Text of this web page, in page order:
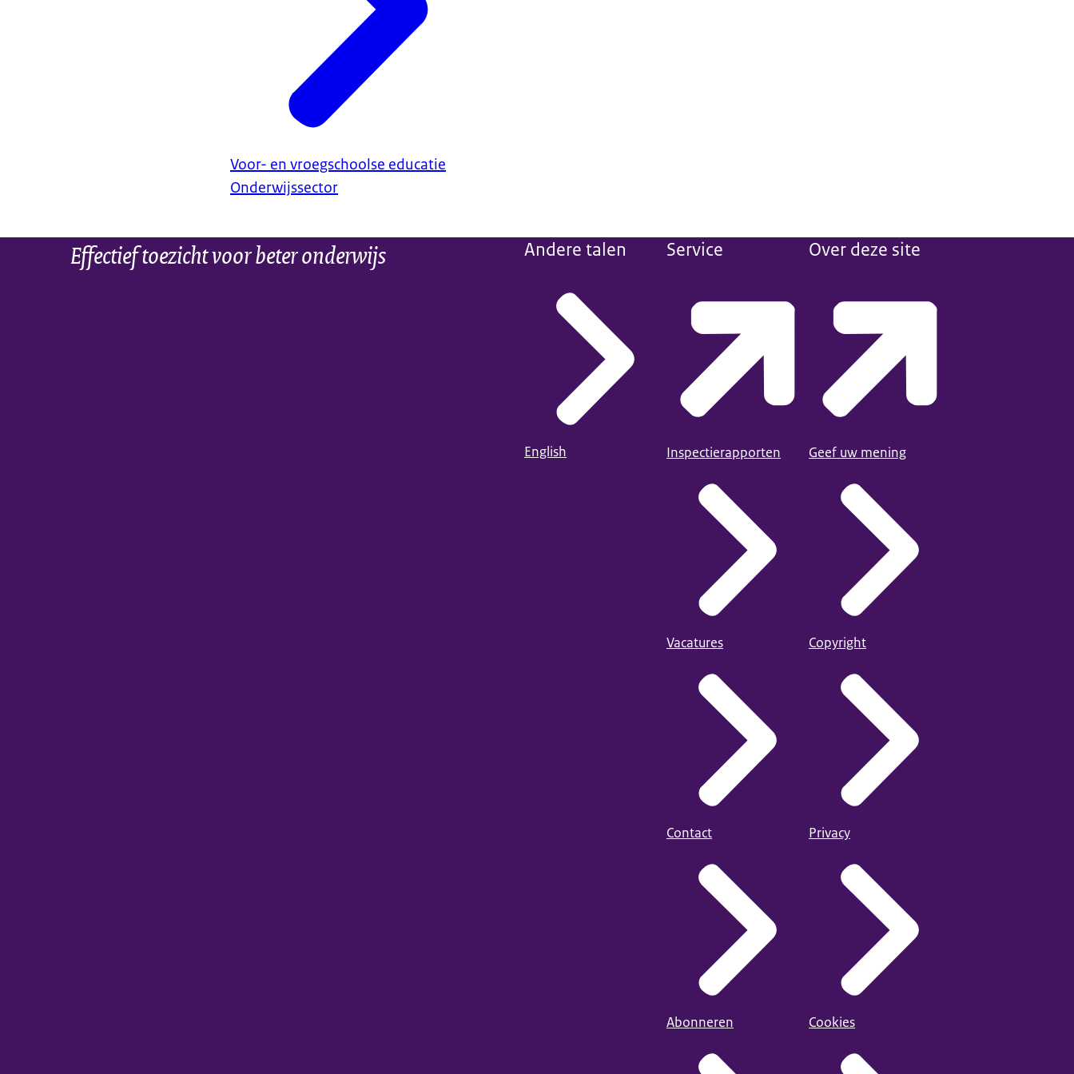
Voor- en vroegschoolse educatie
Onderwijssector
Effectief toezicht voor beter onderwijs Andere talen
English
Service
Inspectierapporten
Vacatures
Contact
Abonneren
Over deze site
Geef uw mening
Copyright
Privacy
Cookies